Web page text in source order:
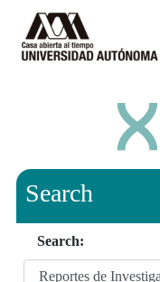
Search
Search: